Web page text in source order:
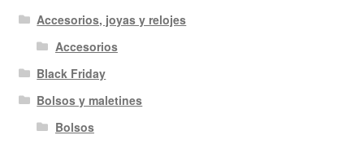
Accesorios, joyas y relojes
Accesorios
Black Friday
Bolsos y maletines
Bolsos